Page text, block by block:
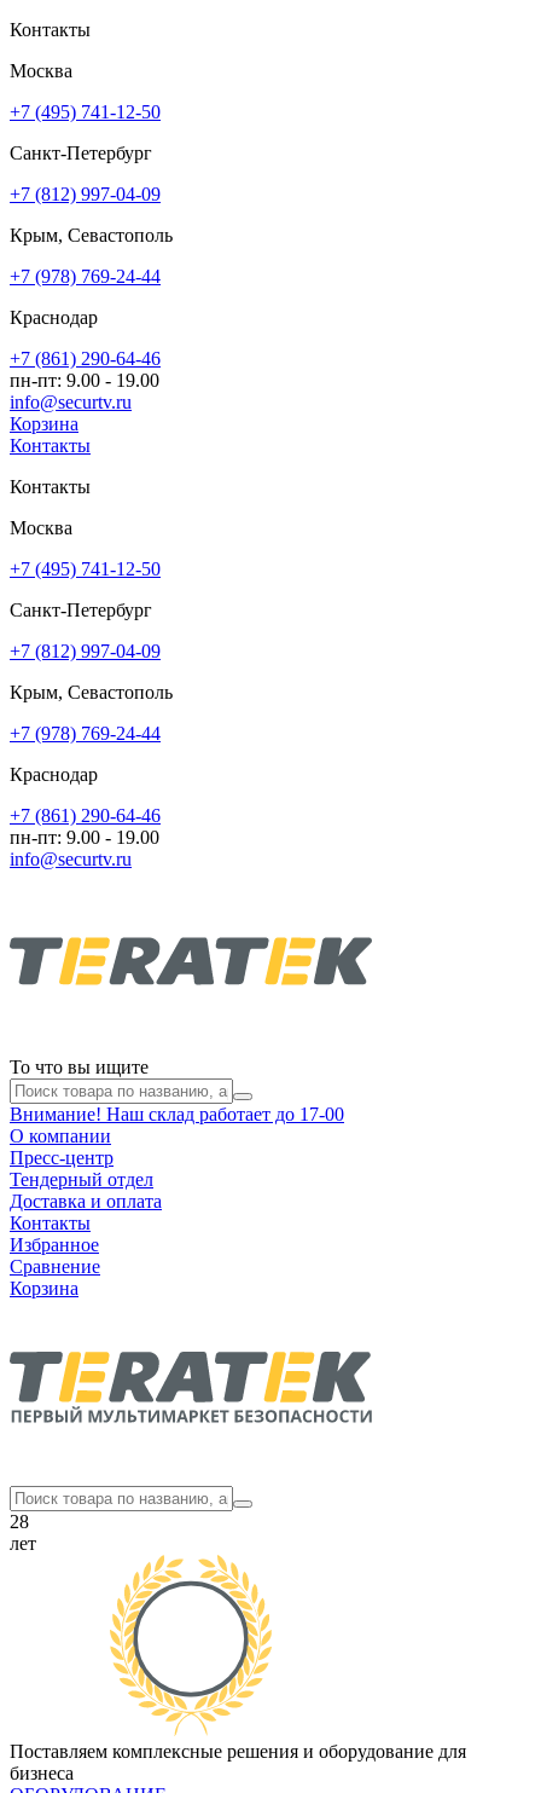
Контакты
Москва
+7 (495) 741-12-50
Санкт-Петербург
+7 (812) 997-04-09
Крым, Севастополь
+7 (978) 769-24-44
Краснодар
+7 (861) 290-64-46
пн-пт: 9.00 - 19.00
info@securtv.ru
Корзина
Контакты
Контакты
Москва
+7 (495) 741-12-50
Санкт-Петербург
+7 (812) 997-04-09
Крым, Севастополь
+7 (978) 769-24-44
Краснодар
+7 (861) 290-64-46
пн-пт: 9.00 - 19.00
info@securtv.ru
То что вы ищите
Внимание! Наш склад работает до 17-00
О компании
Пресс-центр
Тендерный отдел
Доставка и оплата
Контакты
Избранное
Сравнение
Корзина
28
лет
Поставляем комплексные решения и оборудование для
бизнеса